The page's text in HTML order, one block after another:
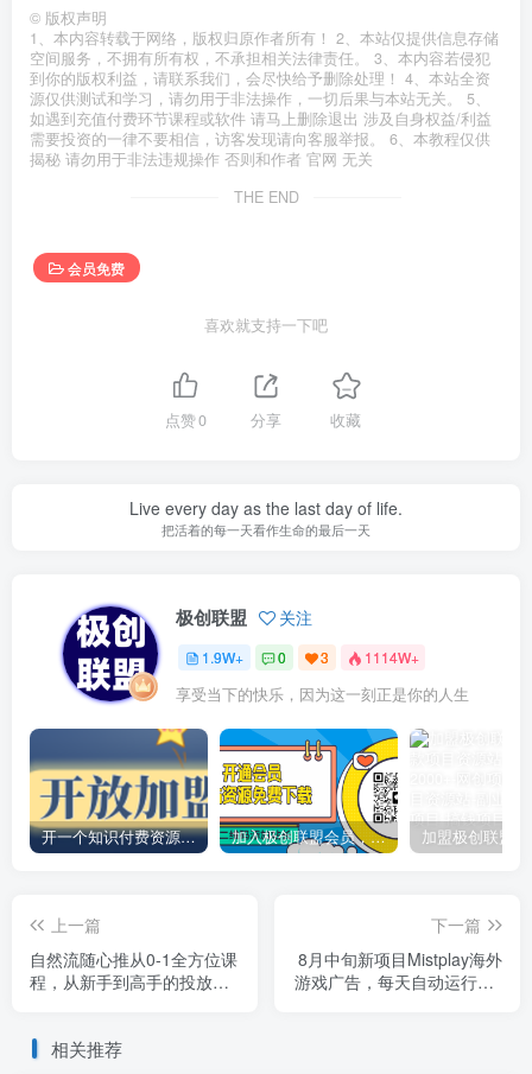
© 版权声明
1、本内容转载于网络，版权归原作者所有！ 2、本站仅提供信息存储
空间服务，不拥有所有权，不承担相关法律责任。 3、本内容若侵犯
到你的版权利益，请联系我们，会尽快给予删除处理！ 4、本站全资
源仅供测试和学习，请勿用于非法操作，一切后果与本站无关。 5、
如遇到充值付费环节课程或软件 请马上删除退出 涉及自身权益/利益
需要投资的一律不要相信，访客发现请向客服举报。 6、本教程仅供
揭秘 请勿用于非法违规操作 否则和作者 官网 无关
THE END
会员免费
喜欢就支持一下吧
点赞0 分享 收藏
Live every day as the last day of life.
把活着的每一天看作生命的最后一天
极创联盟 关注
1.9W+ 0 3 1114W+
享受当下的快乐，因为这一刻正是你的人生
开一个知识付费资源网站，小白也能日入1000+ 加入极创联盟会员，全站资源免费学习。
上一篇
自然流随心推从0-1全方位课
程，从新手到高手的投放秘
下一篇
8月中旬新项目Mistplay海外
游戏广告，每天自动运行2-4
相关推荐